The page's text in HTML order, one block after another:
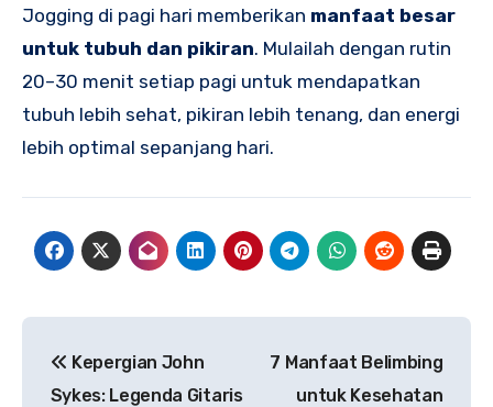
Jogging di pagi hari memberikan manfaat besar
untuk tubuh dan pikiran. Mulailah dengan rutin
20–30 menit setiap pagi untuk mendapatkan
tubuh lebih sehat, pikiran lebih tenang, dan energi
lebih optimal sepanjang hari.
pos
Kepergian John
Sykes: Legenda Gitaris
7 Manfaat Belimbing
untuk Kesehatan